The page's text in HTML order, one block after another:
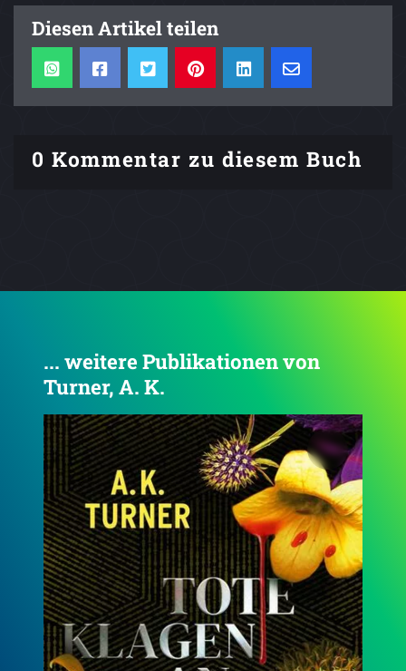
Diesen Artikel teilen
0 Kommentar zu diesem Buch
... weitere Publikationen von
Turner, A. K.